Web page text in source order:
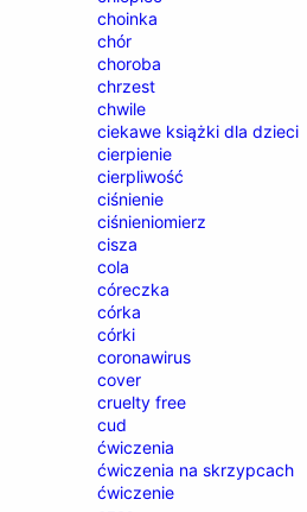
choinka
chór
choroba
chrzest
chwile
ciekawe książki dla dzieci
cierpienie
cierpliwość
ciśnienie
ciśnieniomierz
cisza
cola
córeczka
córka
córki
coronawirus
cover
cruelty free
cud
ćwiczenia
ćwiczenia na skrzypcach
ćwiczenie